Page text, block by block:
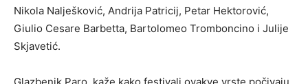
Nikola Nalješković, Andrija Patricij, Petar Hektorović,
Giulio Cesare Barbetta, Bartolomeo Tromboncino i Julije
Skjavetić.